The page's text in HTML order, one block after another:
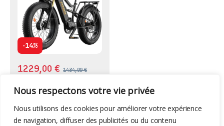
Nous respectons votre vie privée
Nous utilisons des cookies pour améliorer votre expérience
de navigation, diffuser des publicités ou du contenu
-14%
1229,00 € 1434,99€